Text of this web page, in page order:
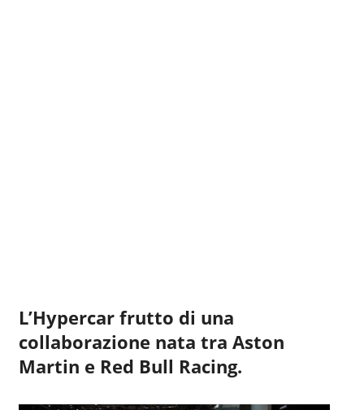
L’Hypercar frutto di una
collaborazione nata tra Aston
Martin e Red Bull Racing.